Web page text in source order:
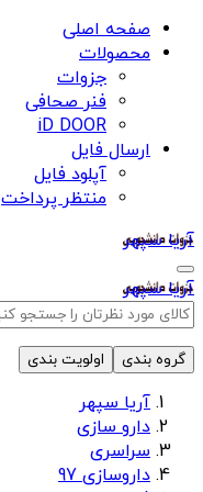
صفحه اصلی
محصولات
جزوات
فنر صحافی
iD DOOR
ارسال فایل
آپلود فایل
منتظر پرداخت
آریا سپهر
آریا سپهر
گروه بندی اولویت بندی
آریا سپهر
دارو سازی
سراسری
داروسازی 97